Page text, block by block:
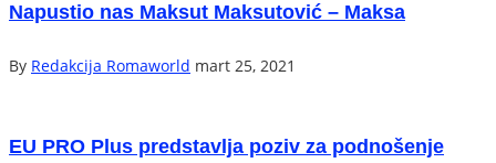
Napustio nas Maksut Maksutović – Maksa
By Redakcija Romaworld mart 25, 2021
EU PRO Plus predstavlja poziv za podnošenje